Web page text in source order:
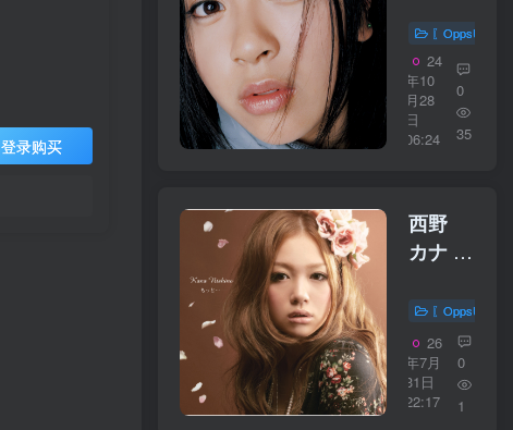
登录购买
Love
[2014
Album]
【96kHz
／
24bit】
〖OppsUplus
24
年10
月28
日
06:24
0
35
西野
カナ –
と…
【44.1kHz
／
16bit】
日本区
〖OppsUplus
26
年7月
31日
22:17
0
1